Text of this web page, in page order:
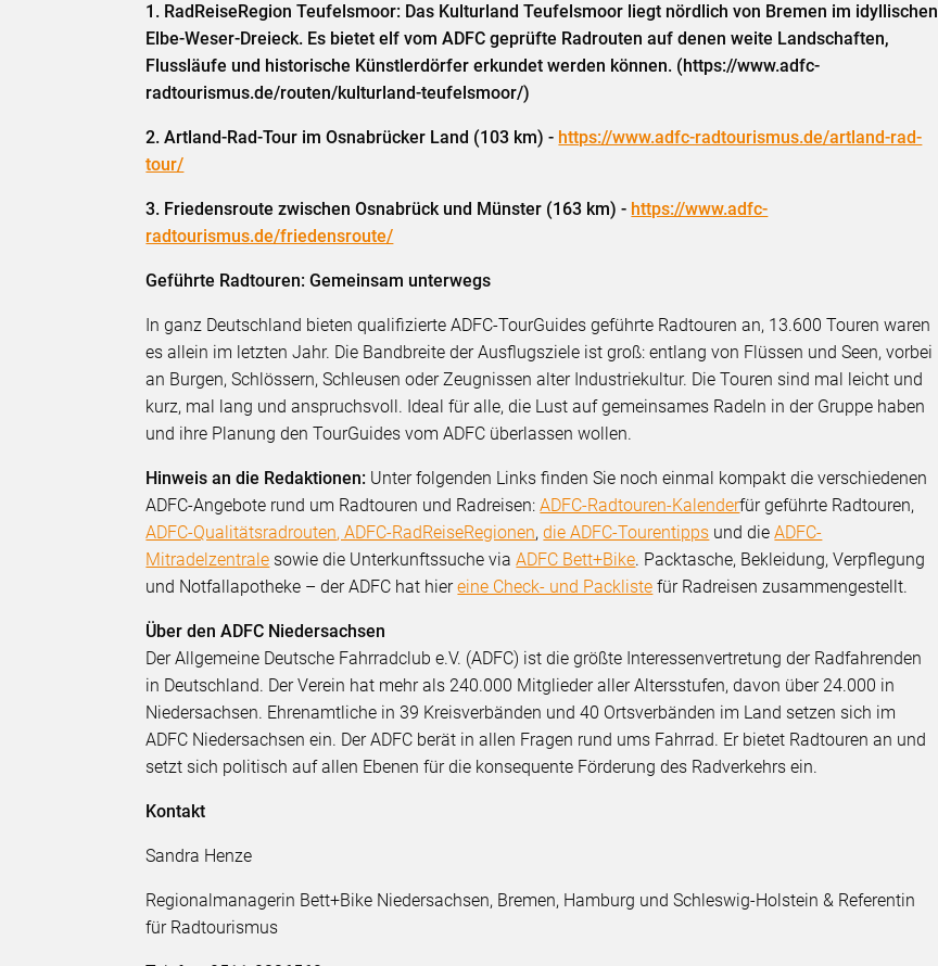
1. RadReiseRegion Teufelsmoor: Das Kulturland Teufelsmoor liegt nördlich von Bremen im idyllischen
Elbe-Weser-Dreieck. Es bietet elf vom ADFC geprüfte Radrouten auf denen weite Landschaften,
Flussläufe und historische Künstlerdörfer erkundet werden können. (https://www.adfc-
radtourismus.de/routen/kulturland-teufelsmoor/)
2. Artland-Rad-Tour im Osnabrücker Land (103 km) - https://www.adfc-radtourismus.de/artland-rad-
tour/
3. Friedensroute zwischen Osnabrück und Münster (163 km) - https://www.adfc-
radtourismus.de/friedensroute/
Geführte Radtouren: Gemeinsam unterwegs
In ganz Deutschland bieten qualifizierte ADFC-TourGuides geführte Radtouren an, 13.600 Touren waren
es allein im letzten Jahr. Die Bandbreite der Ausflugsziele ist groß: entlang von Flüssen und Seen, vorbei
an Burgen, Schlössern, Schleusen oder Zeugnissen alter Industriekultur. Die Touren sind mal leicht und
kurz, mal lang und anspruchsvoll. Ideal für alle, die Lust auf gemeinsames Radeln in der Gruppe haben
und ihre Planung den TourGuides vom ADFC überlassen wollen.
Hinweis an die Redaktionen: Unter folgenden Links finden Sie noch einmal kompakt die verschiedenen
ADFC-Angebote rund um Radtouren und Radreisen:ADFC-Radtouren-Kalenderfür geführte Radtouren,
ADFC-Qualitätsradrouten, ADFC-RadReiseRegionen,die ADFC-Tourentipps und dieADFC-
Mitradelzentrale sowie die Unterkunftssuche viaADFC Bett+Bike. Packtasche, Bekleidung, Verpflegung
und Notfallapotheke – der ADFC hat hiereine Check- und Packliste für Radreisen zusammengestellt.
Über den ADFC Niedersachsen
Der Allgemeine Deutsche Fahrradclub e.V. (ADFC) ist die größte Interessenvertretung der Radfahrenden
in Deutschland. Der Verein hat mehr als 240.000 Mitglieder aller Altersstufen, davon über 24.000 in
Niedersachsen. Ehrenamtliche in 39 Kreisverbänden und 40 Ortsverbänden im Land setzen sich im
ADFC Niedersachsen ein. Der ADFC berät in allen Fragen rund ums Fahrrad. Er bietet Radtouren an und
setzt sich politisch auf allen Ebenen für die konsequente Förderung des Radverkehrs ein.
Kontakt
Sandra Henze
Regionalmanagerin Bett+Bike Niedersachsen, Bremen, Hamburg und Schleswig-Holstein & Referentin
für Radtourismus